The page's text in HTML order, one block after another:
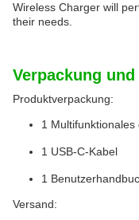
Wireless Charger will
their needs.
Verpackung und
Produktverpackung:
1
1 USB-C-Kabel
1
Versand: